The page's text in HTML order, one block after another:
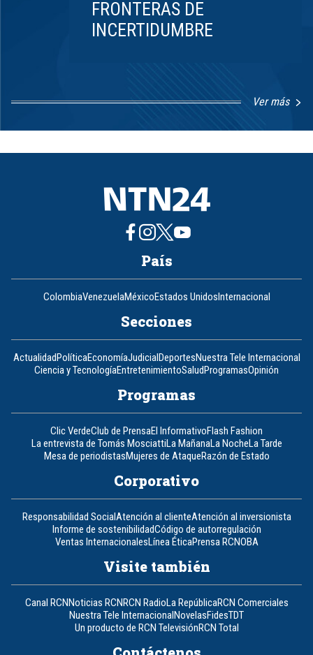
FRONTERAS DE
INCERTIDUMBRE
Ver más
1
8
País
ColombiaVenezuelaMéxicoEstados UnidosInternacional
Secciones
ActualidadPolíticaEconomíaJudicialDeportesNuestra Tele Internacional
Ciencia y TecnologíaEntretenimientoSaludProgramasOpinión
Programas
Clic VerdeClub de PrensaEl InformativoFlash Fashion
La entrevista de Tomás MosciattiLa MañanaLa NocheLa Tarde
Mesa de periodistasMujeres de AtaqueRazón de Estado
Corporativo
Responsabilidad SocialAtención al clienteAtención al inversionista
Informe de sostenibilidadCódigo de autorregulación
Ventas InternacionalesLínea ÉticaPrensa RCNOBA
Visite también
Canal RCNNoticias RCNRCN RadioLa RepúblicaRCN Comerciales
Nuestra Tele InternacionalNovelasFidesTDT
Un producto de RCN TelevisiónRCN Total